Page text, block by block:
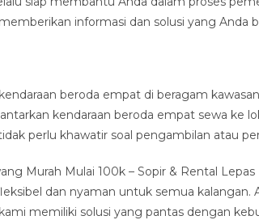
informasi dan solusi yang Anda
beroda empat di beragam
kendaraan beroda empat sewa ke
perlu khawatir soal pengambilan atau
Murah Mulai 100k – Sopir & Rental
dan nyaman untuk semua kalangan.
memiliki solusi yang pantas dengan